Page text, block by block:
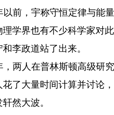
以前，宇称守恒定律与能
学界也有不少科学家对
李政道站了出来。
，两人在普林斯顿高级研
花了大量时间计算并讨论
然大波。